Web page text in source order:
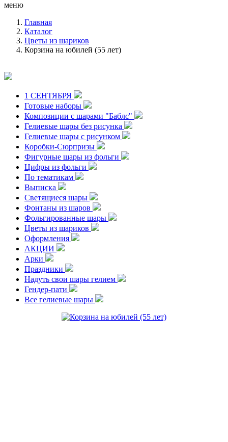
меню
Главная
Каталог
Цветы из шариков
Корзина на юбилей (55 лет)
1 СЕНТЯБРЯ
Готовые наборы
Композиции с шарами "Баблс"
Гелиевые шары без рисунка
Гелиевые шары с рисунком
Коробки-Сюрпризы
Фигурные шары из фольги
Цифры из фольги
По тематикам
Выписка
Светящиеся шары
Фонтаны из шаров
Фольгированные шары
Цветы из шариков
Оформления
АКЦИИ
Арки
Праздники
Надуть свои шары гелием
Гендер-пати
Все гелиевые шары